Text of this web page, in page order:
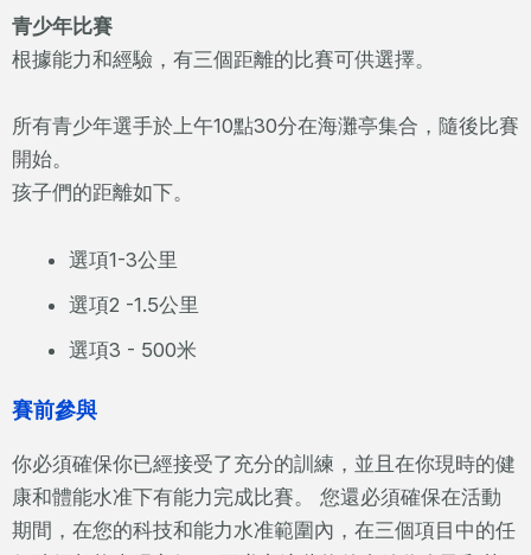
青少年比賽
根據能力和經驗，有三個距離的比賽可供選擇。
所有青少年選手於上午10點30分在海灘亭集合，隨後比賽
開始。
孩子們的距離如下。
選項1-3公里
選項2 -1.5公里
選項3 - 500米
賽前參與
你必須確保你已經接受了充分的訓練，並且在你現時的健
康和體能水准下有能力完成比賽。 您還必須確保在活動
期間，在您的科技和能力水准範圍內，在三個項目中的任